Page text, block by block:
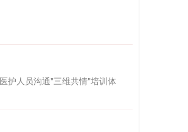
护人员沟通"三维共情"培训体